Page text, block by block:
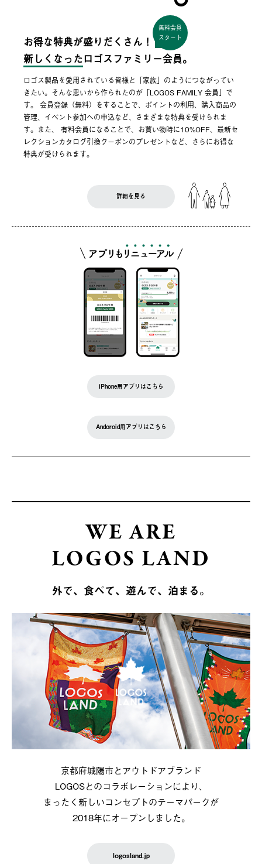
お得な特典が盛りだくさん！
無料会員
スタート
新しくなった ロゴスファミリー会員。
ロゴス製品を愛用されている皆様と「家族」のようにつながってい
きたい。そんな思いから作られたのが「LOGOS FAMILY 会員」で
す。 会員登録（無料）をすることで、ポイントの利用、購入商品の
管理、イベント参加への申込など、さまざまな特典を受けられま
す。また、 有料会員になることで、お買い物時に10%OFF、最新セ
レクションカタログ引換クーポンのプレゼントなど、さらにお得な
特典が受けられます。
詳細を見る
iPhone用アプリはこちら
Andoroid用アプリはこちら
WE ARE
LOGOS LAND
外で、食べて、遊んで、泊まる。
京都府城陽市とアウトドアブランド
LOGOSとのコラボレーションにより、
まったく新しいコンセプトのテーマパークが
2018年にオープンしました。
logosland.jp